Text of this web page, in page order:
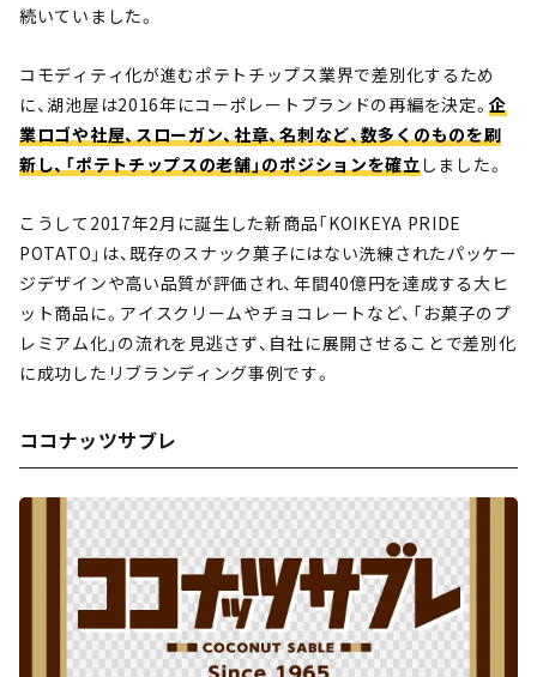
続いていました。
コモディティ化が進むポテトチップス業界で差別化するため
に、湖池屋は2016年にコーポレートブランドの再編を決定。企
業ロゴや社屋、スローガン、社章、名刺など、数多くのものを刷
新し、「ポテトチップスの老舗」のポジションを確立しました。
こうして2017年2月に誕生した新商品「KOIKEYA PRIDE
POTATO」は、既存のスナック菓子にはない洗練されたパッケー
ジデザインや高い品質が評価され、年間40億円を達成する大ヒ
ット商品に。アイスクリームやチョコレートなど、「お菓子のプ
レミアム化」の流れを見逃さず、自社に展開させることで差別化
に成功したリブランディング事例です。
ココナッツサブレ